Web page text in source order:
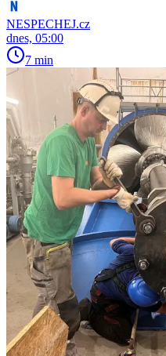
NESPECHEJ.cz
dnes, 05:00
7 min